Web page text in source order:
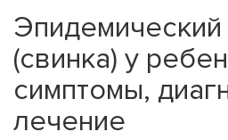
Эпидемический
(свинка) у
симптомы,
лечение